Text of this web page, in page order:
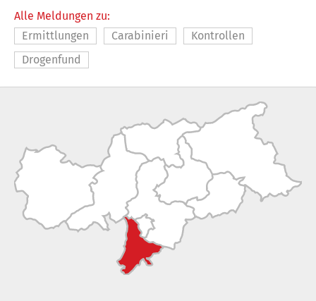
Alle Meldungen zu:
Ermittlungen
Carabinieri
Kontrollen
Drogenfund